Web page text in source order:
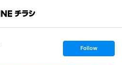
s
t
Follow